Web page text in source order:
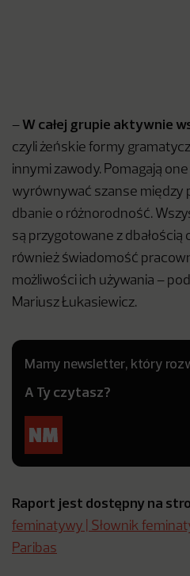
–W całej grupie aktywnie
czyli żeńskie formy
innymi zawody. Pomagają
wyrównywać szanse między
dbanie o różnorodność.
są przygotowane z
również świadomość
możliwości ich używania –
Mariusz Łukasiewicz.
Mamy newsletter, który
A Ty czytasz?
Raport jest dostępny na
feminatywy | Słownik
Paribas